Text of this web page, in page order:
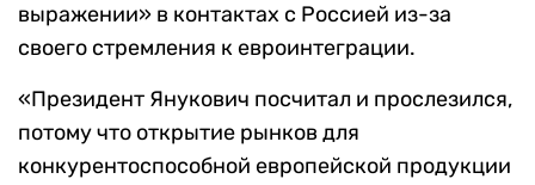
выражении» в контактах с Россией из-за
своего стремления к евроинтеграции.
«Президент Янукович посчитал и прослезился,
потому что открытие рынков для
конкурентоспособной европейской продукции